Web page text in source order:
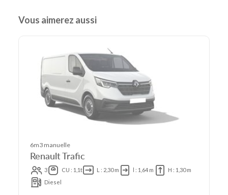
Vous aimerez aussi
6m3 manuelle
Renault Trafic
3 CU : 1,1t L : 2,30 m l : 1,64 m
H : 1,30 m
Diesel